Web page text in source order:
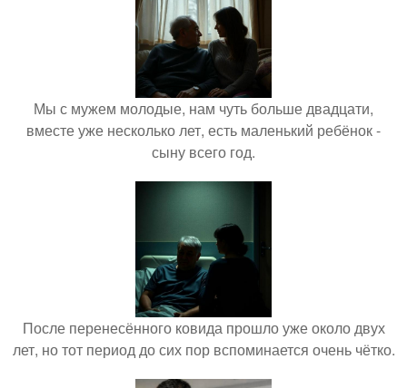
Мы с мужем молодые, нам чуть больше двадцати,
вместе уже несколько лет, есть маленький ребёнок -
сыну всего год.
После перенесённого ковида прошло уже около двух
лет, но тот период до сих пор вспоминается очень чётко.